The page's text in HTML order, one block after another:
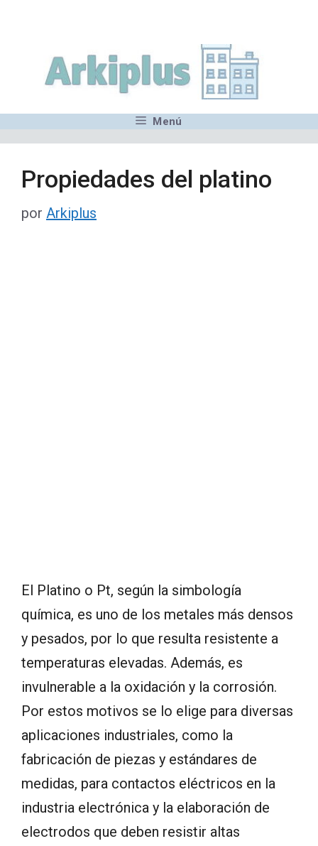
contenido
Menú
Propiedades del platino
por Arkiplus
El Platino o Pt, según la simbología
química, es uno de los metales más densos
y pesados, por lo que resulta resistente a
temperaturas elevadas. Además, es
invulnerable a la oxidación y la corrosión.
Por estos motivos se lo elige para diversas
aplicaciones industriales, como la
fabricación de piezas y estándares de
medidas, para contactos eléctricos en la
industria electrónica y la elaboración de
electrodos que deben resistir altas